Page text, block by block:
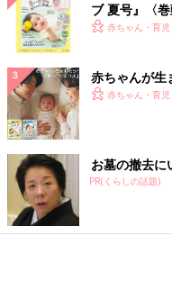
また乳児院では運動会な
来る親もいるんです。でも
マが来てくれる子はいいな
「これが私の新しい
ブ 夏号』〈
く！ おっぱ
赤ちゃん・育児
赤ちゃんが生
赤ちゃん・育児
お墓の撤去に
PR(くらしの話題)